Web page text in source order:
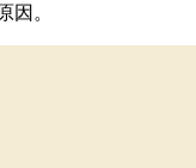
因。